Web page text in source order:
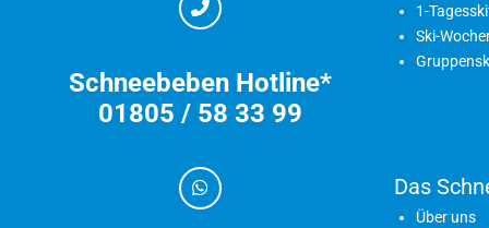
Schneebeben Hotline*
01805 / 58 33 99
1-
Ski-
Das
Über uns